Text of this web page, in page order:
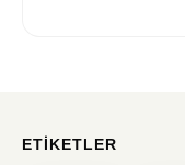
ETIKETLER